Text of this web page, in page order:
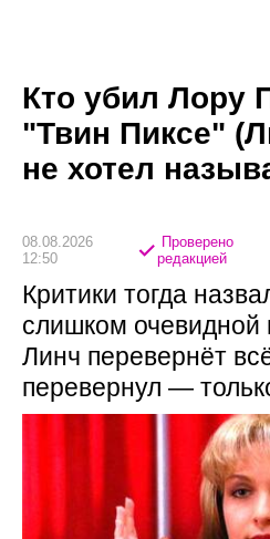
Кто убил Лору
"Твин Пиксе"
не хотел
08.08.2026
12:50
Проверено
редакцией
Критики тогда
слишком очевидной
Линч перевернёт
перевернул —